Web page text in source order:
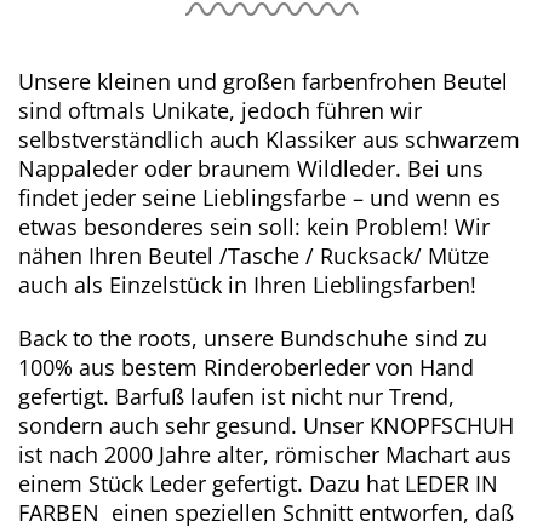
Unsere kleinen und großen farbenfrohen Beutel
sind oftmals Unikate, jedoch führen wir
selbstverständlich auch Klassiker aus schwarzem
Nappaleder oder braunem Wildleder. Bei uns
findet jeder seine Lieblingsfarbe – und wenn es
etwas besonderes sein soll: kein Problem! Wir
nähen Ihren Beutel /Tasche / Rucksack/ Mütze
auch als Einzelstück in Ihren Lieblingsfarben!
Back to the roots, unsere Bundschuhe sind zu
100% aus bestem Rinderoberleder von Hand
gefertigt. Barfuß laufen ist nicht nur Trend,
sondern auch sehr gesund. Unser KNOPFSCHUH
ist nach 2000 Jahre alter, römischer Machart aus
einem Stück Leder gefertigt. Dazu hat LEDER IN
FARBEN einen speziellen Schnitt entworfen, daß